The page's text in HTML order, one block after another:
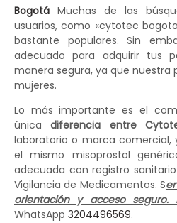
Bogotá Muchas de las
usuarios, como «cytotec
bastante populares. Sin
adecuado para adquirir tus
manera segura, ya que nuestra
mujeres.
Lo más importante es el
únicadiferencia entre
laboratorio o marca comercial,
el mismo misoprostol
adecuada con registro
Vigilancia de Medicamentos. S
orientación y acceso seguro.
WhatsApp 3204496569.